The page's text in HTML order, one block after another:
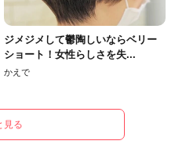
ジメジメして鬱陶しいならベリー
ショート！女性らしさを失...
かえで
見る